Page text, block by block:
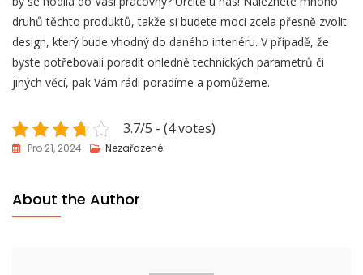
druhů těchto produktů, takže si budete moci zcela přesně zvolit
design, který bude vhodný do daného interiéru. V případě, že
byste potřebovali poradit ohledně technických parametrů či
jiných věcí, pak Vám rádi poradíme a pomůžeme.
3.7/5 - (4 votes)
Pro 21, 2024 Nezařazené
About the Author